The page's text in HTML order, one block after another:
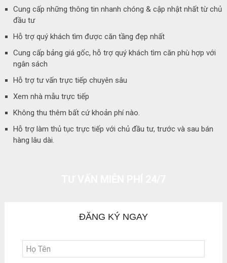
Cung cấp những thông tin nhanh chóng & cập nhật nhất từ chủ
đầu tư
Hỗ trợ quý khách tìm được căn tầng đẹp nhất
Cung cấp bảng giá gốc, hỗ trợ quý khách tìm căn phù hợp với
ngân sách
Hỗ trợ tư vấn trực tiếp chuyên sâu
Xem nhà mẫu trực tiếp
Không thu thêm bất cứ khoản phí nào.
Hỗ trợ làm thủ tục trực tiếp với chủ đầu tư, trước và sau bán
hàng lâu dài.
ĐĂNG KÝ NGAY